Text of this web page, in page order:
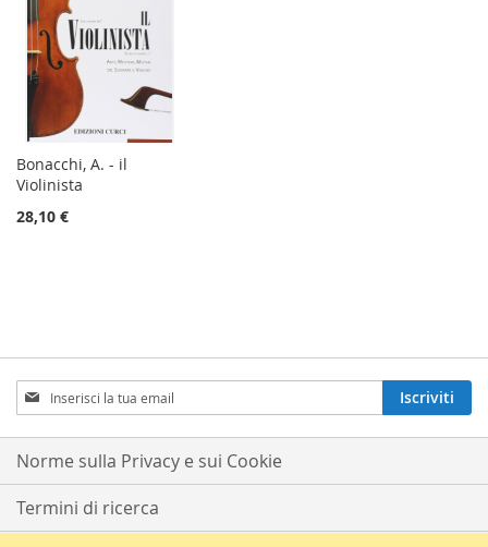
Bonacchi, A. - il
Violinista
28,10 €
Iscriviti
alla
nostra
Newsletter:
Iscriviti
Norme sulla Privacy e sui Cookie
Termini di ricerca